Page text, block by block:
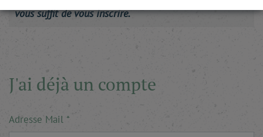
vous suffit de vous inscrire.
J'ai déjà un compte
Adresse Mail